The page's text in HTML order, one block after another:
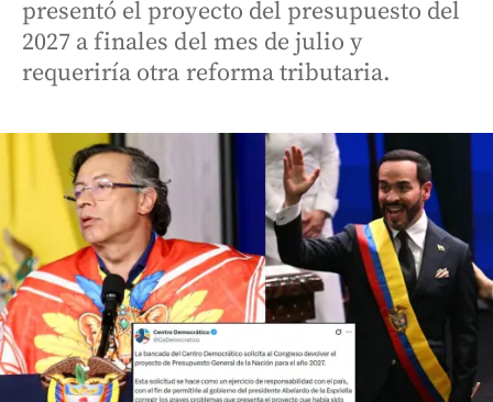
presentó el proyecto del presupuesto del
2027 a finales del mes de julio y
requeriría otra reforma tributaria.